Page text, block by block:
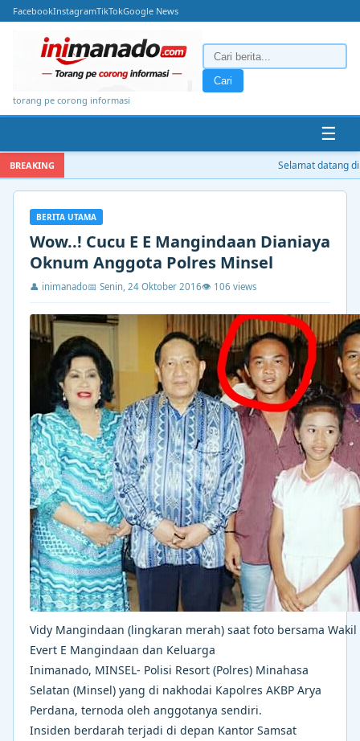
FacebookInstagramTikTokGoogle News
torang pe corong informasi
Cari
☰
BREAKING Selamat datang
BERITA UTAMA
Wow..! Cucu E E Mangindaan Dianiaya
Oknum Anggota Polres Minsel
👤 inimanado📅 Senin, 24 Oktober 2016👁 106 views
Vidy Mangindaan (lingkaran merah) saat foto bersama Wakil
Evert E Mangindaan dan Keluarga
Inimanado, MINSEL- Polisi Resort (Polres) Minahasa
Selatan (Minsel) yang di nakhodai Kapolres AKBP Arya
Perdana, ternoda oleh anggotanya sendiri.
Insiden berdarah terjadi di depan Kantor Samsat